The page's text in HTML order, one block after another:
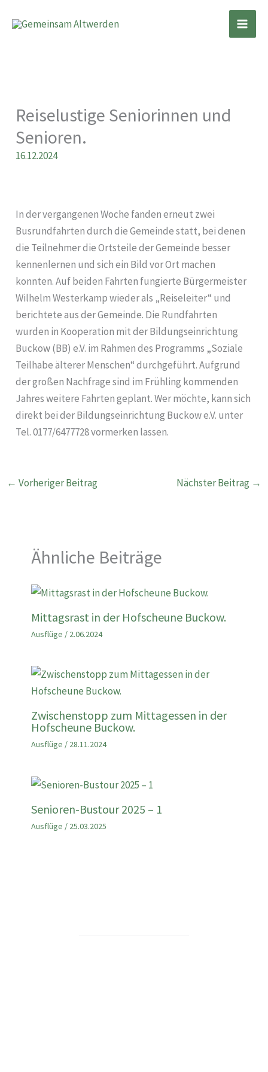
Inhalt
Reiselustige Seniorinnen und
Senioren.
16.12.2024
In der vergangenen Woche fanden erneut zwei
Busrundfahrten durch die Gemeinde statt, bei denen
die Teilnehmer die Ortsteile der Gemeinde besser
kennenlernen und sich ein Bild vor Ort machen
konnten. Auf beiden Fahrten fungierte Bürgermeister
Wilhelm Westerkamp wieder als „Reiseleiter“ und
berichtete aus der Gemeinde. Die Rundfahrten
wurden in Kooperation mit der Bildungseinrichtung
Buckow (BB) e.V. im Rahmen des Programms „Soziale
Teilhabe älterer Menschen“ durchgeführt. Aufgrund
der großen Nachfrage sind im Frühling kommenden
Jahres weitere Fahrten geplant. Wer möchte, kann sich
direkt bei der Bildungseinrichtung Buckow e.V. unter
Tel. 0177/6477728 vormerken lassen.
← Vorheriger Beitrag Nächster Beitrag →
Ähnliche Beiträge
Mittagsrast in der Hofscheune Buckow.
Ausflüge / 2.06.2024
Zwischenstopp zum Mittagessen in der
Hofscheune Buckow.
Ausflüge / 28.11.2024
Senioren-Bustour 2025 – 1
Ausflüge / 25.03.2025